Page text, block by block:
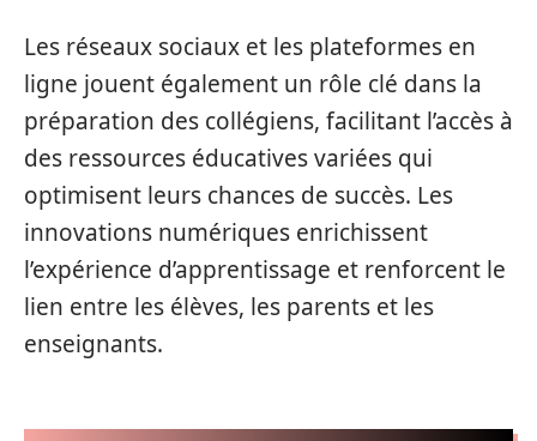
Les réseaux sociaux et les plateformes en
ligne jouent également un rôle clé dans la
préparation des collégiens, facilitant l’accès à
des ressources éducatives variées qui
optimisent leurs chances de succès. Les
innovations numériques enrichissent
l’expérience d’apprentissage et renforcent le
lien entre les élèves, les parents et les
enseignants.